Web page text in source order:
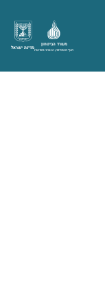
מדינת ישראל
משרד הביטחון
אגף משפחות, הנצחה ומורשת